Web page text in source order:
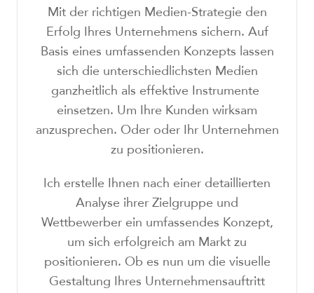
Mit der richtigen Medien-Strategie den
Erfolg Ihres Unternehmens sichern. Auf
Basis eines umfassenden Konzepts lassen
sich die unterschiedlichsten Medien
ganzheitlich als effektive Instrumente
einsetzen. Um Ihre Kunden wirksam
anzusprechen. Oder oder Ihr Unternehmen
zu positionieren.
Ich erstelle Ihnen nach einer detaillierten
Analyse ihrer Zielgruppe und
Wettbewerber ein umfassendes Konzept,
um sich erfolgreich am Markt zu
positionieren. Ob es nun um die visuelle
Gestaltung Ihres Unternehmensauftritt